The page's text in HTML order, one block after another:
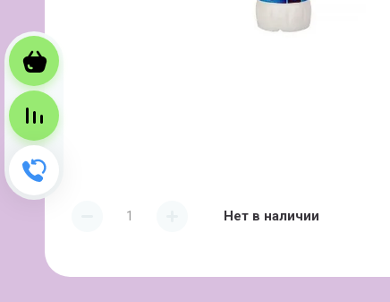
Нет в наличии